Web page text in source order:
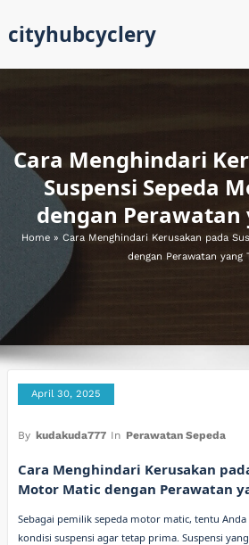
content
cityhubcyclery
Cara Menghindari
Suspensi Sepeda
dengan Perawatan
Home » Cara Menghindari Kerusakan pada
dengan Perawatan yang
April 30, 2025
By kudakuda777 In Perawatan Sepeda
Cara Menghindari Kerusakan
Motor Matic dengan Perawatan
Sebagai pemilik sepeda motor matic, tentu
kondisi suspensi agar tetap prima. Suspensi